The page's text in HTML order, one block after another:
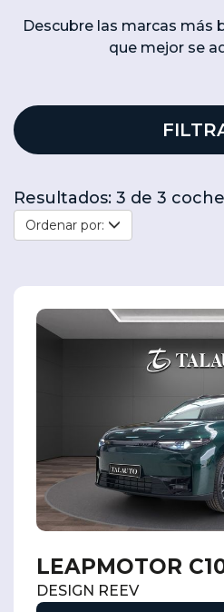
Descubre las marcas más
que mejor se
Resultados: 3 de 3
Ordenar por:
LEAPMOTOR
DESIGN REEV